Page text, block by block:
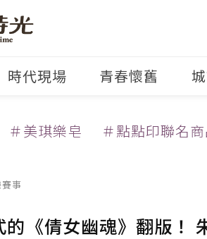
時代現場 青春懷舊
＃美琪樂皂 ＃點點印聯名
事
的《倩女幽魂》翻版！